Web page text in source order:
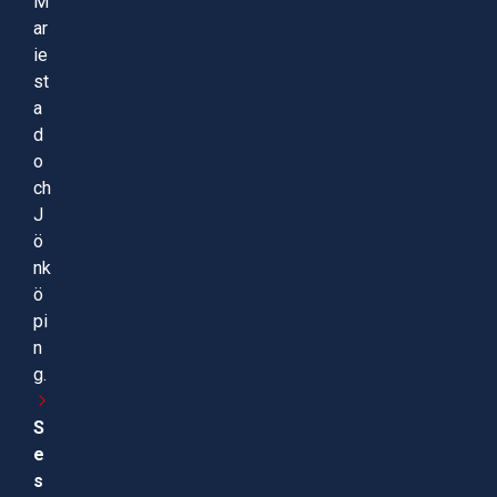
ar
ie
st
a
d
o
ch
J
ö
nk
ö
pi
n
g.
S
e
s